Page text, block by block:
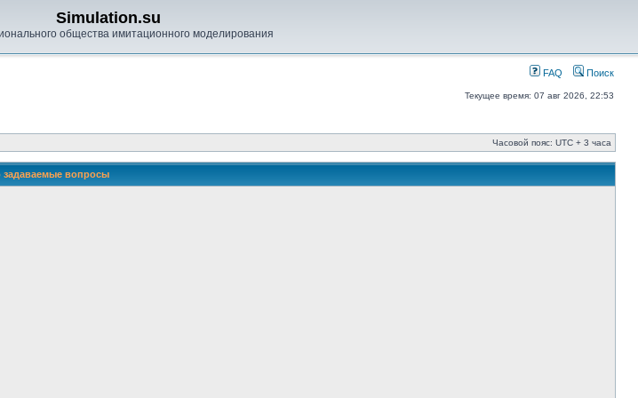
Simulation.su
общества имитационного моделирования
FAQ Поиск
Текущее время: 07 авг 2026, 22:53
Часовой пояс: UTC + 3 часа
задаваемые вопросы